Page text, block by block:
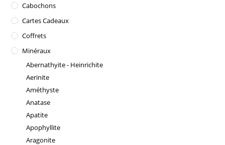
Cabochons
Cartes Cadeaux
Coffrets
Minéraux
Abernathyite - Heinrichite
Aerinite
Améthyste
Anatase
Apatite
Apophyllite
Aragonite